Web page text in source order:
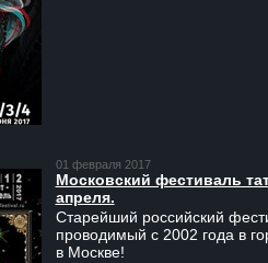
01 февраля 2017
Московский фестиваль
апреля.
Старейший российский
проводимый с 2002 года в
в Москве!